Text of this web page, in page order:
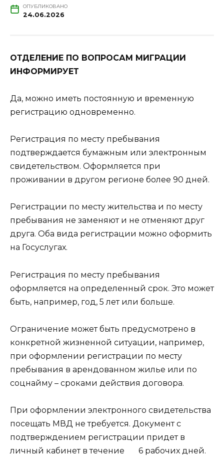
ОПУБЛИКОВАНО
24.06.2026
ОТДЕЛЕНИЕ ПО ВОПРОСАМ МИГРАЦИИ
ИНФОРМИРУЕТ
Да, можно иметь постоянную и временную
регистрацию одновременно.
Регистрация по месту пребывания
подтверждается бумажным или электронным
свидетельством. Оформляется при
проживании в другом регионе более 90 дней.
Регистрации по месту жительства и по месту
пребывания не заменяют и не отменяют друг
друга. Оба вида регистрации можно оформить
на Госуслугах.
Регистрация по месту пребывания
оформляется на определенный срок. Это может
быть, например, год, 5 лет или больше.
Ограничение может быть предусмотрено в
конкретной жизненной ситуации, например,
при оформлении регистрации по месту
пребывания в арендованном жилье или по
соцнайму – сроками действия договора.
При оформлении электронного свидетельства
посещать МВД не требуется. Документ с
подтверждением регистрации придет в
личный кабинет в течение 6 рабочих дней.